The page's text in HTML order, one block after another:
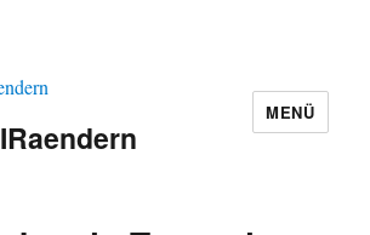
MENÜ